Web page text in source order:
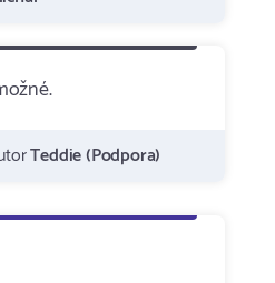
Teddie (Podpora)